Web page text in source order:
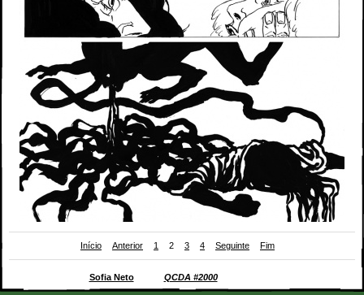
Início Anterior 1 2 3 4 Seguinte Fim
Sofia Netopara o QCDA #2000